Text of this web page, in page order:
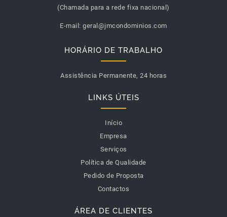
(Chamada para a rede fixa nacional)
E-mail: geral@jmcondominios.com
HORÁRIO DE TRABALHO
Assistência Permanente, 24 horas
LINKS ÚTEIS
Início
Empresa
Serviços
Política de Qualidade
Pedido de Proposta
Contactos
ÁREA DE CLIENTES